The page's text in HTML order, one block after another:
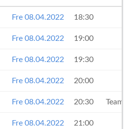
Fre 08.04.2022 18:30
Fre 08.04.2022 19:00
Fre 08.04.2022 19:30
Fre 08.04.2022 20:00
Fre 08.04.2022 20:30
Fre 08.04.2022 21:00